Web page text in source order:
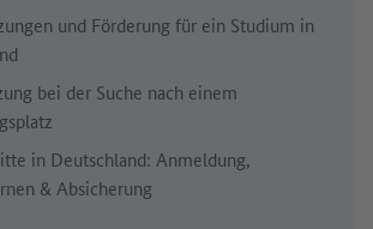
und Förderung für ein Studium in
bei der Suche nach einem
in Deutschland: Anmeldung,
& Absicherung